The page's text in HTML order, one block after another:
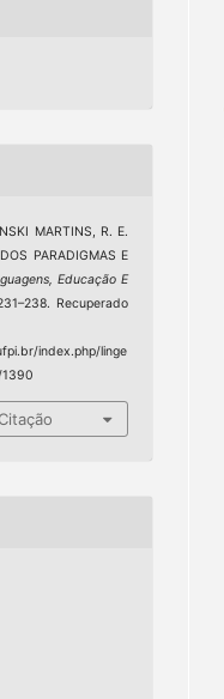
MARTINS, R. E.
PARADIGMAS E
Educação E
Recuperado
index.php/linge